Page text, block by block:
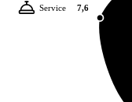
Service 7,6